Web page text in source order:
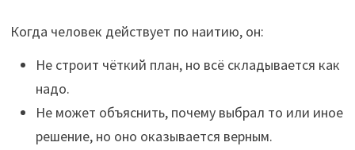
Когда человек действует по наитию, он:
Не строит чёткий план, но всё складывается как
надо.
Не может объяснить, почему выбрал то или иное
решение, но оно оказывается верным.